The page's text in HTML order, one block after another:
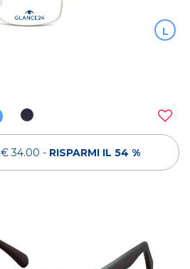
L
€ 34.00 - RISPARMI IL 54 %